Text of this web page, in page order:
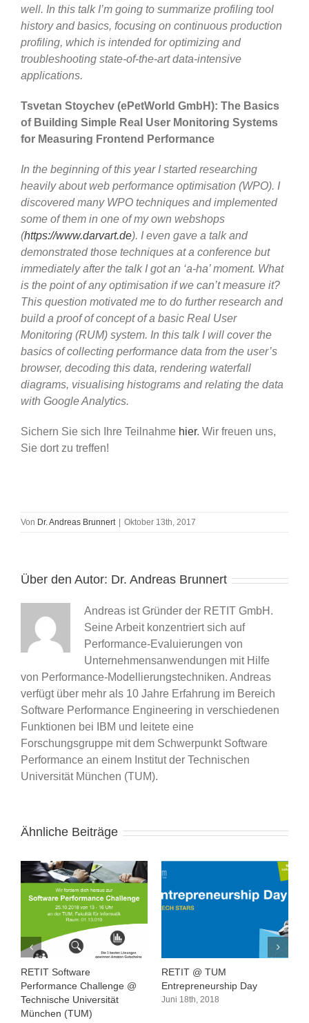
well. In this talk I’m going to summarize profiling tool
history and basics, focusing on continuous production
profiling, which is intended for optimizing and
troubleshooting state-of-the-art data-intensive
applications.
Tsvetan Stoychev (ePetWorld GmbH): The Basics
of Building Simple Real User Monitoring Systems
for Measuring Frontend Performance
In the beginning of this year I started researching
heavily about web performance optimisation (WPO). I
discovered many WPO techniques and implemented
some of them in one of my own webshops
(https://www.darvart.de). I even gave a talk and
demonstrated those techniques at a conference but
immediately after the talk I got an ‘a-ha’ moment. What
is the point of any optimisation if we can’t measure it?
This question motivated me to do further research and
build a proof of concept of a basic Real User
Monitoring (RUM) system. In this talk I will cover the
basics of collecting performance data from the user’s
browser, decoding this data, rendering waterfall
diagrams, visualising histograms and relating the data
with Google Analytics.
Sichern Sie sich Ihre Teilnahme hier. Wir freuen uns,
Sie dort zu treffen!
Von Dr. Andreas Brunnert Oktober 13th, 2017
Über den Autor: Dr. Andreas Brunnert
Andreas ist Gründer der RETIT GmbH.
Seine Arbeit konzentriert sich auf
Performance-Evaluierungen von
Unternehmensanwendungen mit Hilfe
von Performance-Modellierungstechniken. Andreas
verfügt über mehr als 10 Jahre Erfahrung im Bereich
Software Performance Engineering in verschiedenen
Funktionen bei IBM und leitete eine
Forschungsgruppe mit dem Schwerpunkt Software
Performance an einem Institut der Technischen
Universität München (TUM).
Ähnliche Beiträge
RETIT Software
Performance Challenge @
Technische Universität
München (TUM)
RETIT @ TUM
Entrepreneurship Day
Juni 18th, 2018